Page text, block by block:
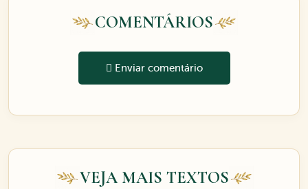
COMENTÁRIOS
Enviar comentário
VEJA MAIS TEXTOS